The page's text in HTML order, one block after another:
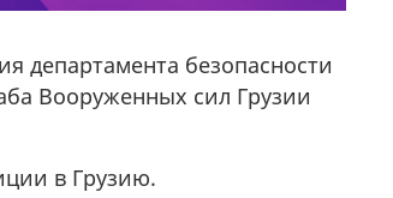
департамента безопасности
Вооруженных сил Грузии
в Грузию.